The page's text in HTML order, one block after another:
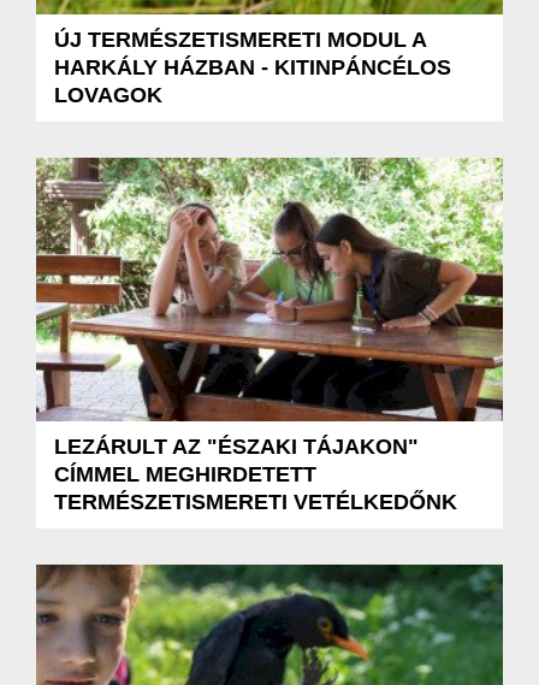
ÚJ TERMÉSZETISMERETI MODUL A
HARKÁLY HÁZBAN - KITINPÁNCÉLOS
LOVAGOK
LEZÁRULT AZ "ÉSZAKI TÁJAKON"
CÍMMEL MEGHIRDETETT
TERMÉSZETISMERETI VETÉLKEDŐNK